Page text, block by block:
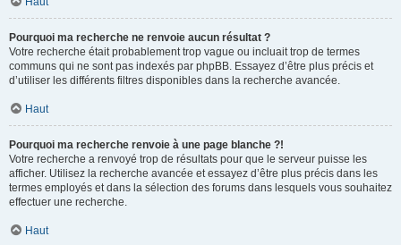
Pourquoi ma recherche ne renvoie aucun résultat ?
Votre recherche était probablement trop vague ou incluait trop de termes
communs qui ne sont pas indexés par phpBB. Essayez d’être plus précis et
d’utiliser les différents filtres disponibles dans la recherche avancée.
Haut
Pourquoi ma recherche renvoie à une page blanche ?!
Votre recherche a renvoyé trop de résultats pour que le serveur puisse les
afficher. Utilisez la recherche avancée et essayez d’être plus précis dans les
termes employés et dans la sélection des forums dans lesquels vous souhaitez
effectuer une recherche.
Haut